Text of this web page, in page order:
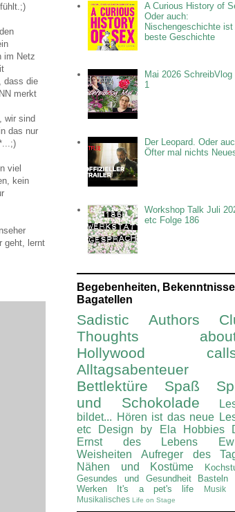
im Netz
dass die
merkt
wir sind
das nur
viel
kein
geht, lernt
A Curious History of
Oder auch:
Nischengeschichte ist
beste Geschichte
Mai 2026 SchreibVlog
1
Der Leopard. Oder
Öfter mal nichts
Workshop Talk Juli
etc Folge 186
Begebenheiten,
Bagatellen
Sadistic Authors
Thoughts
Hollywood
Alltagsabenteuer
Bettlektüre
Spaß
und Schokolade
bildet... Hören ist das neue
etc
Design by Ela Hobbies
Ernst des Lebens
Weisheiten
Aufreger des
Nähen und Kostüme
Gesundes und Gesundheit
Basteln
Werken
It's a pet's life
Musik
Musikalisches Life on Stage